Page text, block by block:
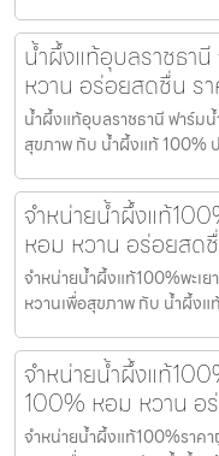
น้ำผึ้งแท้อุบลราชธา
หวาน อร่อยสดชื่น ร
น้ำผึ้งแท้อุบลราชธานี ฟาร์ม
สุขภาพ กับ น้ำผึ้งแท้ 100%
จำหน่ายน้ำผึ้งแท้
หอม หวาน อร่อยสด
จำหน่ายน้ำผึ้งแท้100%พะเ
หวานเพื่อสุขภาพ กับ น้ำผึ้งแ
จำหน่ายน้ำผึ้งแท้
100% หอม หวาน อ
จำหน่ายน้ำผึ้งแท้100%ราค